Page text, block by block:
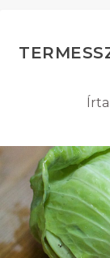
Írta